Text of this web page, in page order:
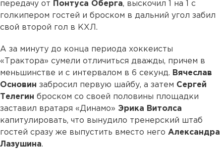
передачу от
Понтуса Оберга, выскочил 1 на 1 с
голкипером гостей и броском в дальний угол забил
свой второй гол в КХЛ.
А за минуту до конца периода хоккеисты
«Трактора» сумели отличиться дважды, причем в
меньшинстве и с интервалом в 6 секунд. Вячеслав
Основин забросил первую шайбу, а затем Сергей
Телегин броском со своей половины площадки
заставил вратаря «Динамо» Эрика Витолса
капитулировать, что вынудило тренерский штаб
гостей сразу же выпустить вместо него Александра
Лазушина.